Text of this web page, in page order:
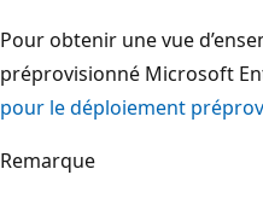
Pour obtenir une vue
préprovisionné Microsoft
pour le déploiement
Remarque